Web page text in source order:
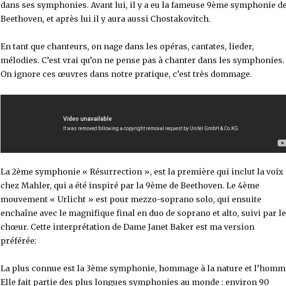
dans ses symphonies. Avant lui, il y a eu la fameuse 9ème symphonie de
Beethoven, et après lui il y aura aussi Chostakovitch.
En tant que chanteurs, on nage dans les opéras, cantates, lieder,
mélodies. C’est vrai qu’on ne pense pas à chanter dans les symphonies.
On ignore ces œuvres dans notre pratique, c’est très dommage.
La 2ème symphonie « Résurrection », est la première qui inclut la voix
chez Mahler, qui a été inspiré par la 9ème de Beethoven. Le 4ème
mouvement « Urlicht » est pour mezzo-soprano solo, qui ensuite
enchaîne avec le magnifique final en duo de soprano et alto, suivi par le
chœur. Cette interprétation de Dame Janet Baker est ma version
préférée:
La plus connue est la 3ème symphonie, hommage à la nature et
Elle fait partie des plus longues symphonies au monde : environ 90